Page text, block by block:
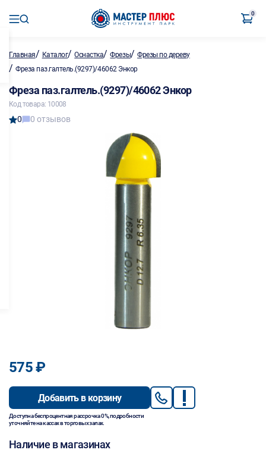
0
Главная/ Каталог/Оснастка/Фрезы/Фрезы по дереву
/ Фреза паз.галтель.(9297)/46062 Энкор
Фреза паз.галтель.(9297)/46062 Энкор
Код товара: 10008
0 0 отзывов
575 ₽
Добавить в корзину
Доступна беспроцентная рассрочка 0%, подробности
уточняйте на кассах в торговых залах.
Наличие в магазинах